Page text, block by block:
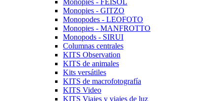
Monopies - FEISOL
Monopies - GITZO
Monopodes - LEOFOTO
Monopies - MANFROTTO
Monopods - SIRUI
Columnas centrales
KITS Observation
KITS de animales
Kits versátiles
KITS de macrofotografía
KITS Video
KITS Viajes y viajes de luz